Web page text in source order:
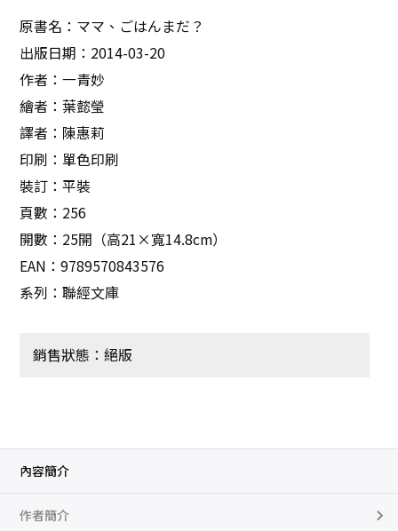
原書名：ママ、ごはんまだ？
出版日期：2014-03-20
作者：一青妙
繪者：葉懿瑩
譯者：陳惠莉
印刷：單色印刷
裝訂：平裝
頁數：256
開數：25開（高21×寬14.8cm）
EAN：9789570843576
系列：聯經文庫
銷售狀態：絕版
內容簡介
作者簡介